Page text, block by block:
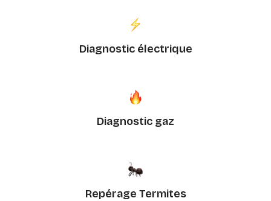
Diagnostic électrique
Diagnostic gaz
Repérage Termites